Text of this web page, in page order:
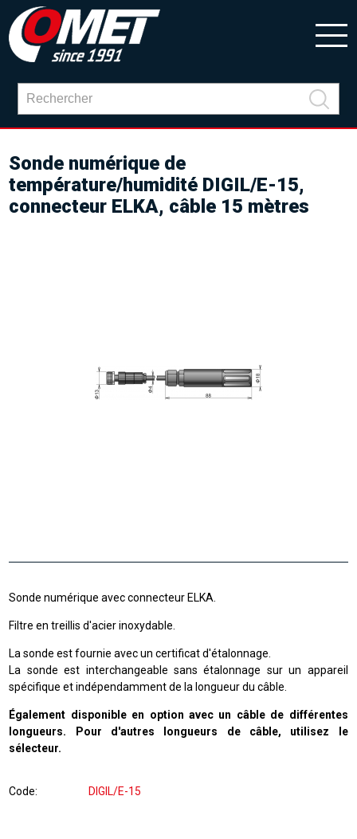
Sonde numérique de
température/humidité DIGIL/E-15,
connecteur ELKA, câble 15 mètres
Sonde numérique avec connecteur ELKA.
Filtre en treillis d'acier inoxydable.
La sonde est fournie avec un certificat d'étalonnage.
La sonde est interchangeable sans étalonnage sur un appareil
spécifique et indépendamment de la longueur du câble.
Également disponible en option avec un câble de différentes
longueurs. Pour d'autres longueurs de câble, utilisez le
sélecteur.
Code DIGIL/E-15